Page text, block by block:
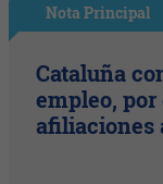
Nota Principal
Cataluña
empleo,
afiliaciones